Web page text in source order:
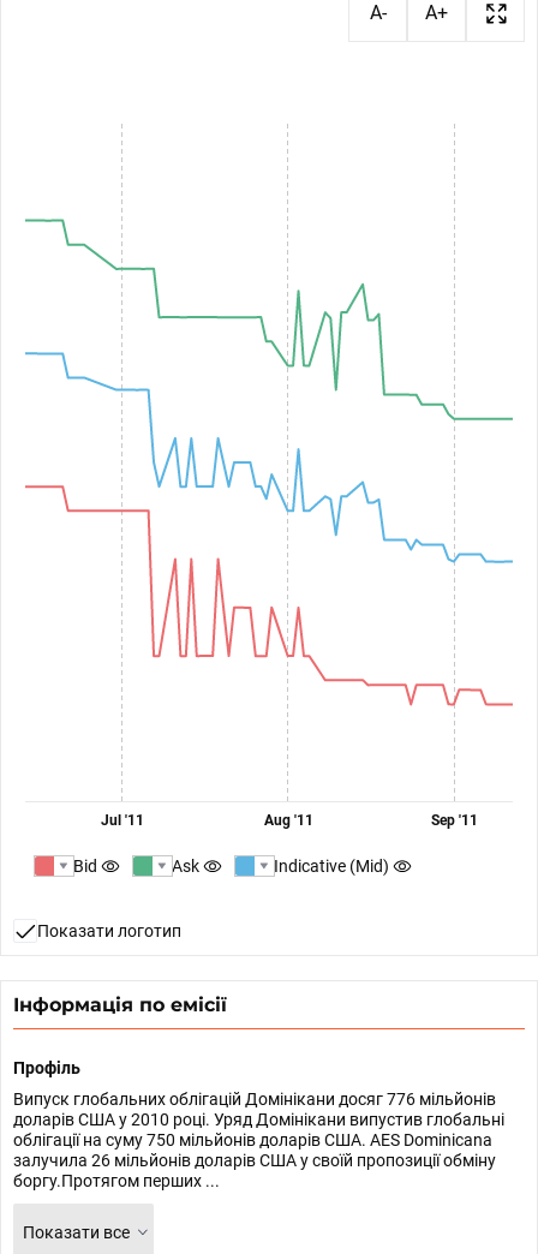
A- A+
Jul '11 Aug '11 Sep '11
Bid Ask Indicative (Mid)
Показати логотип
Інформація по емісії
Профіль
Випуск глобальних облігацій Домінікани досяг 776 мільйонів
доларів США у 2010 році. Уряд Домінікани випустив глобальні
облігації на суму 750 мільйонів доларів США. AES Dominicana
залучила 26 мільйонів доларів США у своїй пропозиції обміну
боргу.Протягом перших ...
Показати все